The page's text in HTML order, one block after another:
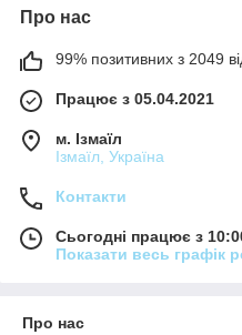
Про нас
99% позитивних з 2049
Працює з 05.04.2021
м. Ізмаїл
Ізмаїл, Україна
Контакти
Сьогодні працює з
Показати весь графік
Про нас